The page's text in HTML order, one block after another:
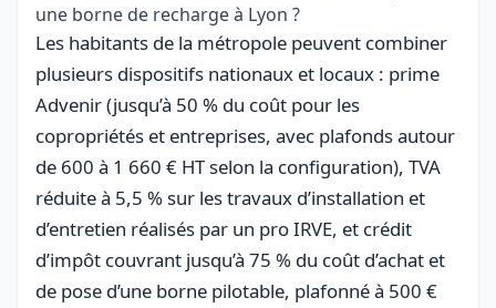
une borne de recharge à Lyon ?
Les habitants de la métropole peuvent combiner
plusieurs dispositifs nationaux et locaux : prime
Advenir (jusqu’à 50 % du coût pour les
copropriétés et entreprises, avec plafonds autour
de 600 à 1 660 € HT selon la configuration), TVA
réduite à 5,5 % sur les travaux d’installation et
d’entretien réalisés par un pro IRVE, et crédit
d’impôt couvrant jusqu’à 75 % du coût d’achat et
de pose d’une borne pilotable, plafonné à 500 €